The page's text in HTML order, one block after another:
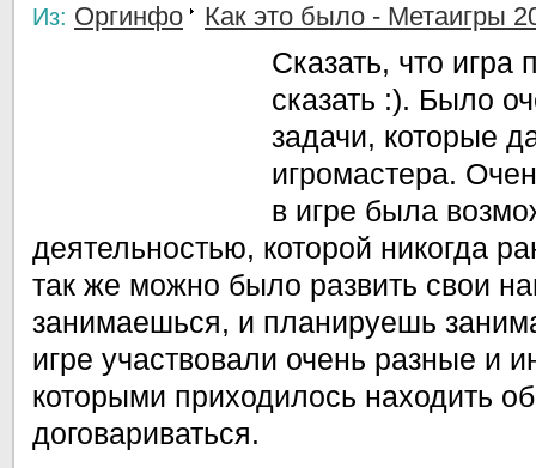
Из: Оргинфо Как это было - Метаигры
Сказать, что игра
сказать :). Было
задачи, которые
игромастера.
в игре была
деятельностью, которой никогда
так же можно было развить свои
занимаешься, и планируешь
игре участвовали очень разные и
которыми приходилось находить
договариваться.